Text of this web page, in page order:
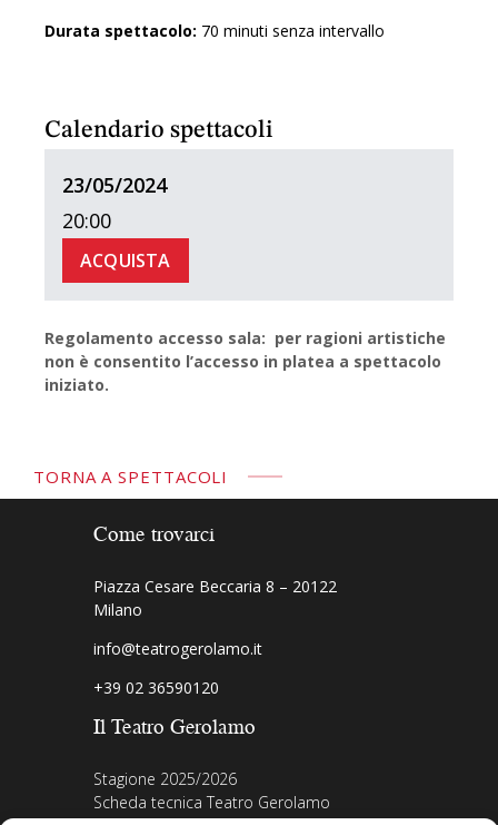
Durata spettacolo: 70 minuti senza intervallo
Calendario spettacoli
23/05/2024
20:00
ACQUISTA
Regolamento accesso sala: per ragioni artistiche
non è consentito l’accesso in platea a spettacolo
iniziato.
TORNA A SPETTACOLI
Come trovarci
Piazza Cesare Beccaria 8 – 20122
Milano
info@teatrogerolamo.it
+39 02 36590120
Il Teatro Gerolamo
Stagione 2025/2026
Scheda tecnica Teatro Gerolamo